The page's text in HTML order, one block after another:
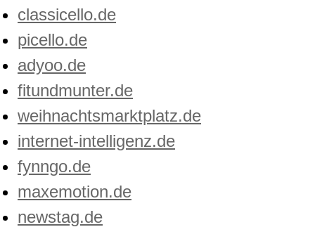
classicello.de
picello.de
adyoo.de
fitundmunter.de
weihnachtsmarktplatz.de
internet-intelligenz.de
fynngo.de
maxemotion.de
newstag.de